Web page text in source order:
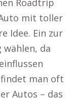
Roadtrip
mit toller
Idee. Ein zur
wählen, da
man oft
Autos – das